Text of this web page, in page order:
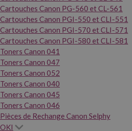
Cartouches Canon PG-560 et CL-561
Cartouches Canon PGI-550 et CLI-551
Cartouches Canon PGI-570 et CLI-571
Cartouches Canon PGI-580 et CLI-581
Toners Canon 041
Toners Canon 047
Toners Canon 052
Toners Canon 040
Toners Canon 045
Toners Canon 046
Pièces de Rechange Canon Selphy
OKI